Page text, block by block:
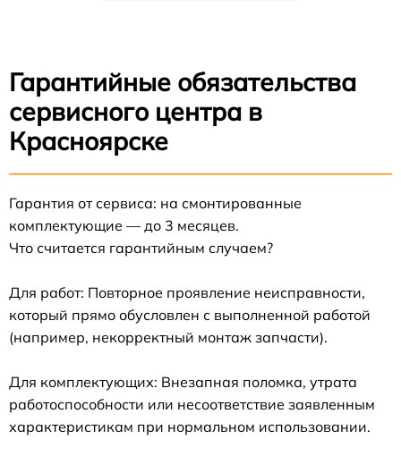
Гарантийные обязательства
сервисного центра в
Красноярске
Гарантия от сервиса: на смонтированные
комплектующие — до 3 месяцев.
Что считается гарантийным случаем?
Для работ: Повторное проявление неисправности,
который прямо обусловлен с выполненной работой
(например, некорректный монтаж запчасти).
Для комплектующих: Внезапная поломка, утрата
работоспособности или несоответствие заявленным
характеристикам при нормальном использовании.